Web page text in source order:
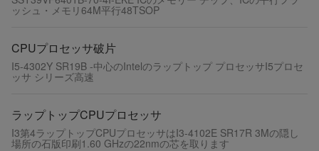
ッシュ・メモリ64M平行48TSOP
CPUプロセッサ破片
I5-4302Y SR19B -中心のIntelのラップトップ プロセッサI5プロセ
ッサ シリーズ高速
ラップトップCPUプロセッサ
I3第4ラップトップCPUプロセッサはI3-4102E SR17R 3Mの隠し
場所の石版印刷1.60 GHzの22nmの芯を取ります